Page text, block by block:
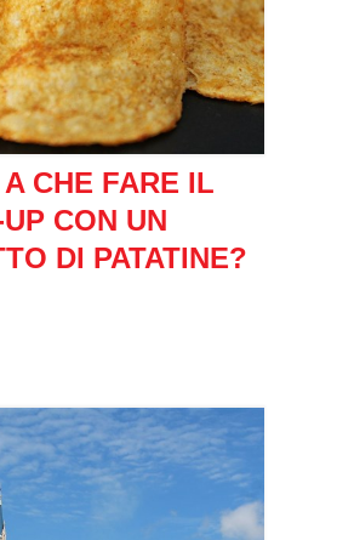
CHE FARE IL
CON UN
DI PATATINE?